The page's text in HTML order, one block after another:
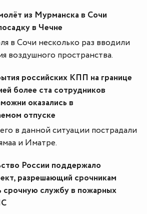
из Мурманска в Сочи
в Чечне
в Сочи несколько раз вводили
воздушного пространства.
российских КПП на границе
более ста сотрудников
оказались в
отпуске
в данной ситуации пострадали
и Иматре.
России поддержало
разрешающий срочникам
срочную службу в пожарных